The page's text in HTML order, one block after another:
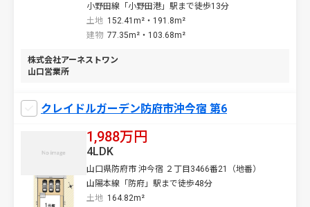
小野田線「小野田港」駅まで徒歩13分
土地 152.41m²・191.8m²
建物 77.35m²・103.68m²
株式会社アーネストワン
山口営業所
クレイドルガーデン防府市沖今宿 第6
1,988万円
山口県防府市 沖今宿 ２丁目3466番21（地番）
山陽本線「防府」駅まで徒歩48分
土地 164.82m²
4LDK